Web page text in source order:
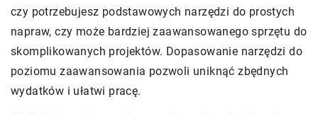
czy potrzebujesz podstawowych narzędzi do prostych
napraw, czy może bardziej zaawansowanego sprzętu do
skomplikowanych projektów. Dopasowanie narzędzi do
poziomu zaawansowania pozwoli uniknąć zbędnych
wydatków i ułatwi pracę.